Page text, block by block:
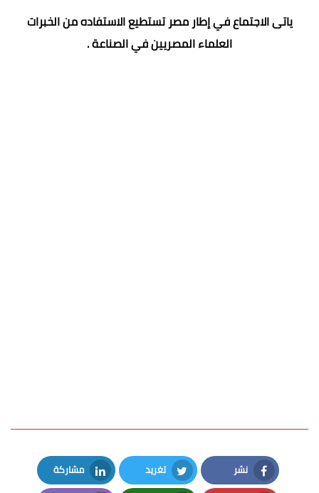
ياتى الاجتماع في إطار مصر تستطيع الاستفاده من الخبرات
العلماء المصريين في الصناعة .
نشر
Facebook
تغريد
Twitter
مشاركة
LinkedIn